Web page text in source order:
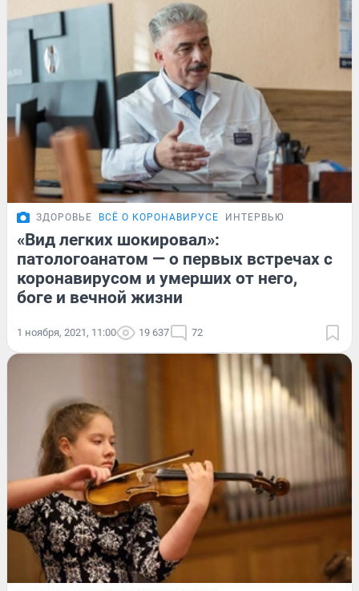
ЗДОРОВЬЕ ВСЁ О КОРОНАВИРУСЕ ИНТЕРВЬЮ
«Вид легких шокировал»:
патологоанатом — о первых встречах с
коронавирусом и умерших от него,
боге и вечной жизни
1 ноября, 2021, 11:00 19 637 72